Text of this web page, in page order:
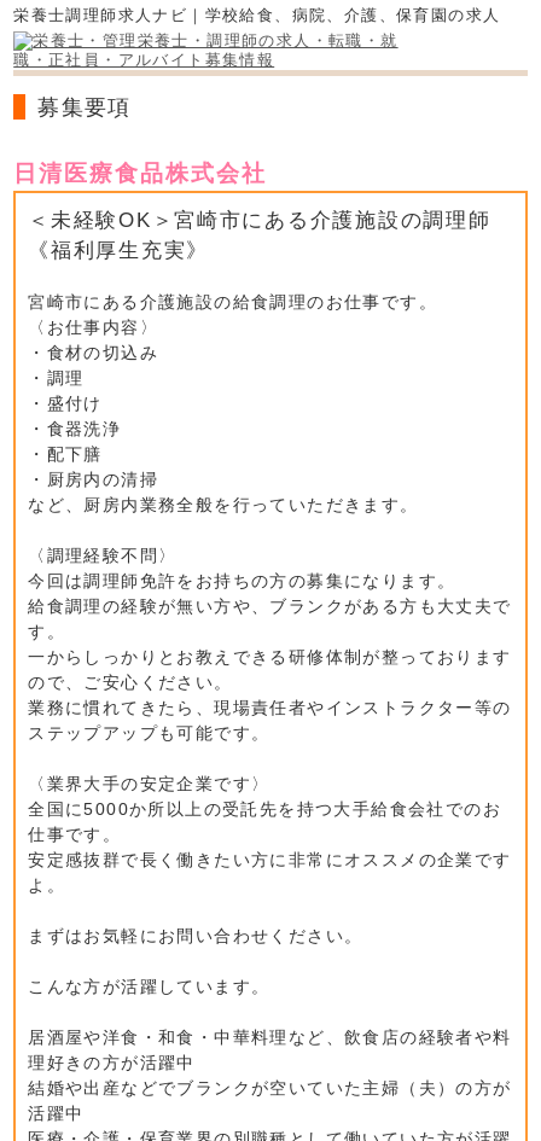
栄養士調理師求人ナビ｜学校給食、病院、介護、保育園の求人
募集要項
日清医療食品株式会社
＜未経験OK＞宮崎市にある介護施設の調理師
《福利厚生充実》
宮崎市にある介護施設の給食調理のお仕事です。
〈お仕事内容〉
・食材の切込み
・調理
・盛付け
・食器洗浄
・配下膳
・厨房内の清掃
など、厨房内業務全般を行っていただきます。
〈調理経験不問〉
今回は調理師免許をお持ちの方の募集になります。
給食調理の経験が無い方や、ブランクがある方も大丈夫で
す。
一からしっかりとお教えできる研修体制が整っております
ので、ご安心ください。
業務に慣れてきたら、現場責任者やインストラクター等の
ステップアップも可能です。
〈業界大手の安定企業です〉
全国に5000か所以上の受託先を持つ大手給食会社でのお
仕事です。
安定感抜群で長く働きたい方に非常にオススメの企業です
よ。
まずはお気軽にお問い合わせください。
こんな方が活躍しています。
居酒屋や洋食・和食・中華料理など、飲食店の経験者や料
理好きの方が活躍中
結婚や出産などでブランクが空いていた主婦（夫）の方が
活躍中